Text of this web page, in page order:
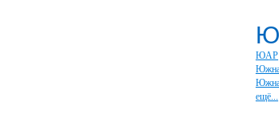
Ю
ЮАР
ещё...